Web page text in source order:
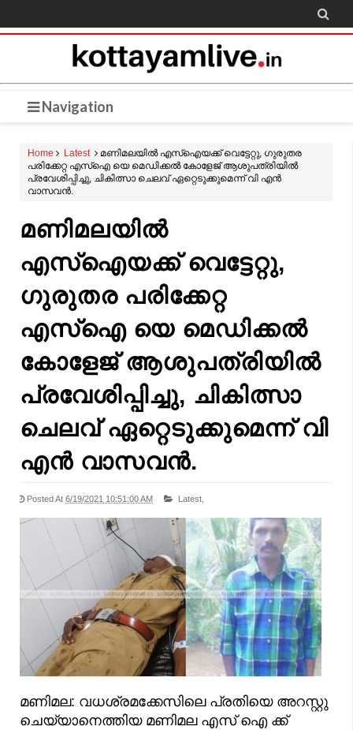

Navigation
Home Latest
മണിമലയിൽ എസ്‌ഐയക്ക് വെട്ടേറ്റു, ഗുരുതര
പരിക്കേറ്റ എസ്ഐ യെ മെഡിക്കൽ കോളേജ് ആശുപത്രിയിൽ
പ്രവേശിപ്പിച്ചു, ചികിത്സാ ചെലവ് ഏറ്റെടുക്കുമെന്ന് വി എൻ
വാസവൻ.
മണിമലയിൽ
എസ്‌ഐയക്ക് വെട്ടേറ്റു,
ഗുരുതര പരിക്കേറ്റ
എസ്ഐ യെ മെഡിക്കൽ
കോളേജ് ആശുപത്രിയിൽ
പ്രവേശിപ്പിച്ചു, ചികിത്സാ
ചെലവ് ഏറ്റെടുക്കുമെന്ന് വി
എൻ വാസവൻ.
Posted At 6/19/2021 10:51:00 AM Latest,
മണിമല: വധശ്രമക്കേസിലെ പ്രതിയെ അറസ്റ്റു
ചെയ്യാനെത്തിയ മണിമല എസ് ഐ ക്ക്